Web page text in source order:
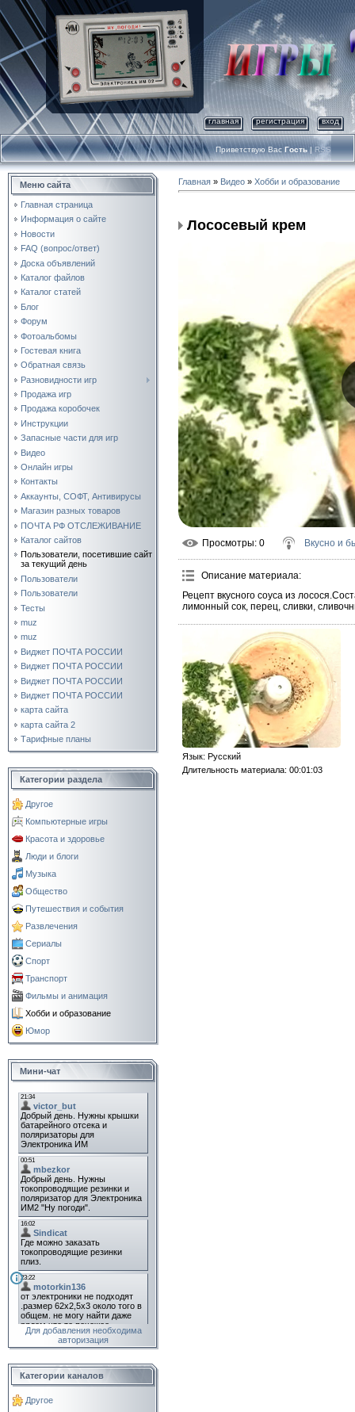
главная регистрация вход
Приветствую Вас Гость | RSS
Меню сайта
Главная страница
Информация о сайте
Новости
FAQ (вопрос/ответ)
Доска объявлений
Каталог файлов
Каталог статей
Блог
Форум
Фотоальбомы
Гостевая книга
Обратная связь
Разновидности игр
Продажа игр
Продажа коробочек
Инструкции
Запасные части для игр
Видео
Онлайн игры
Контакты
Аккаунты, СОФТ, Антивирусы
Магазин разных товаров
ПОЧТА РФ ОТСЛЕЖИВАНИЕ
Каталог сайтов
Пользователи, посетившие сайт
за текущий день
Пользователи
Пользователи
Тесты
muz
muz
Виджет ПОЧТА РОССИИ
Виджет ПОЧТА РОССИИ
Виджет ПОЧТА РОССИИ
Виджет ПОЧТА РОССИИ
карта сайта
карта сайта 2
Тарифные планы
Категории раздела
Другое
Компьютерные игры
Красота и здоровье
Люди и блоги
Музыка
Общество
Путешествия и события
Развлечения
Сериалы
Спорт
Транспорт
Фильмы и анимация
Хобби и образование
Юмор
Мини-чат
Для добавления необходима
авторизация
Категории каналов
Другое
Главная » Видео » Хобби и образование
Лососевый крем
Просмотры: 0 Вкусно и
Описание материала:
Рецепт вкусного соуса из
лимонный сок, перец, сливки,
Язык: Русский
Длительность материала: 00:01:03